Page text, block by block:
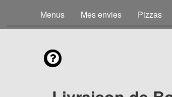
Menus Mes envies Pizzas